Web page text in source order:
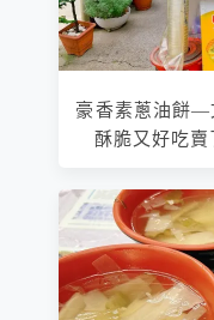
豪香素蔥油餅—
酥脆又好吃賣